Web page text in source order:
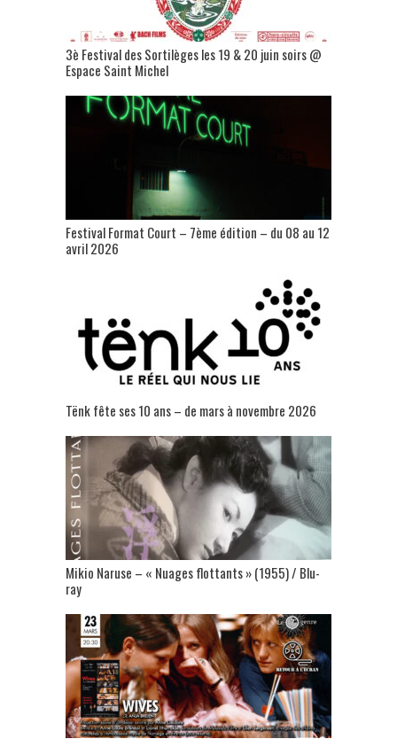
3è Festival des Sortilèges les 19 & 20 juin soirs @
Espace Saint Michel
Festival Format Court – 7ème édition – du 08 au 12
avril 2026
Tënk fête ses 10 ans – de mars à novembre 2026
Mikio Naruse – « Nuages flottants » (1955) / Blu-
ray